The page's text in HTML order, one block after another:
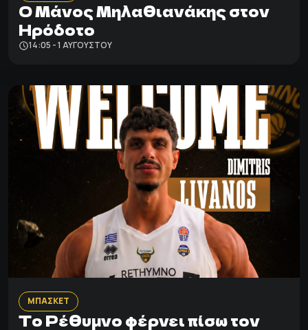
Ο Μάνος Μηλαθιανάκης στον
Ηρόδοτο
14:05 - 1 ΑΥΓΟΎΣΤΟΥ
ΜΠΑΣΚΕΤ
Το Ρέθυμνο φέρνει πίσω τον